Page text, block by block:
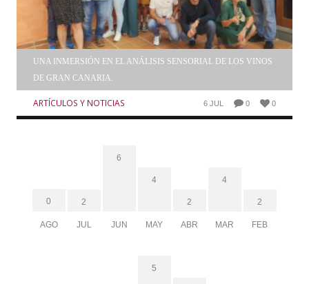
UNA INMERSIÓN EN EL ANÁLISIS SENSORIAL DE LOS VINOS
DE GRAN CANARIA.
ARTÍCULOS Y NOTICIAS 6 JUL 0 0
0
AGO
2
JUL
6
JUN
4
MAY
2
ABR
4
MAR
2
FEB
5